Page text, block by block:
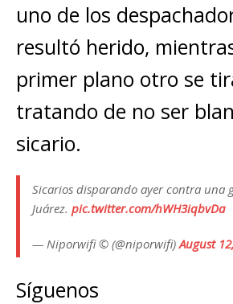
uno de los
resultó herido,
primer plano otro se
tratando de no ser
sicario.
Sicarios disparando ayer contra una
Juárez. pic.twitter.com/hWH3iqbvDa
— Niporwifi © (@niporwifi)August
Síguenos